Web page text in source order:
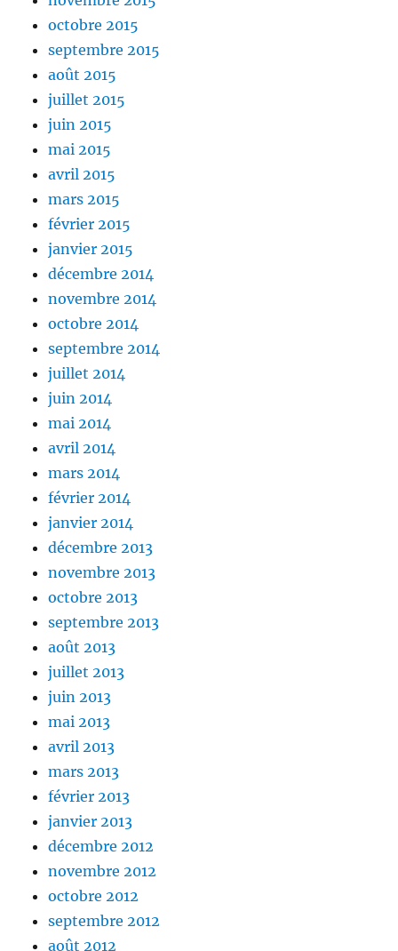
octobre 2015
septembre 2015
août 2015
juillet 2015
juin 2015
mai 2015
avril 2015
mars 2015
février 2015
janvier 2015
décembre 2014
novembre 2014
octobre 2014
septembre 2014
juillet 2014
juin 2014
mai 2014
avril 2014
mars 2014
février 2014
janvier 2014
décembre 2013
novembre 2013
octobre 2013
septembre 2013
août 2013
juillet 2013
juin 2013
mai 2013
avril 2013
mars 2013
février 2013
janvier 2013
décembre 2012
novembre 2012
octobre 2012
septembre 2012
août 2012